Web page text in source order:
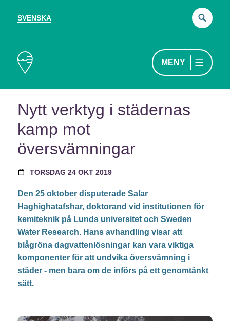
SVENSKA
Sök
MENY
Nytt verktyg i städernas
kamp mot
översvämningar
TORSDAG 24 OKT 2019
Den 25 oktober disputerade Salar
Haghighatafshar, doktorand vid institutionen för
kemiteknik på Lunds universitet och Sweden
Water Research. Hans avhandling visar att
blågröna dagvattenlösningar kan vara viktiga
komponenter för att undvika översvämning i
städer - men bara om de införs på ett genomtänkt
sätt.